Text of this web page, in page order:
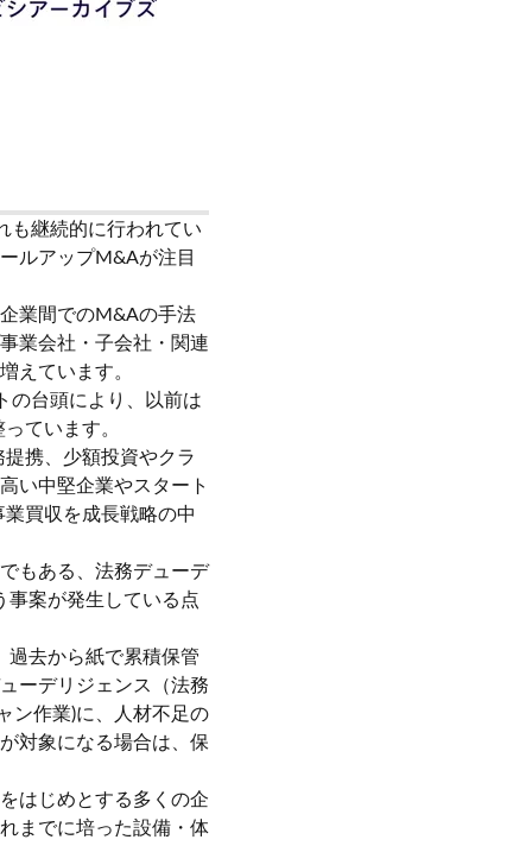
も継続的に行われてい
ルアップM&Aが注目
業間でのM&Aの手法
業会社・子会社・関連
えています。
の台頭により、以前は
ています。
携、少額投資やクラ
い中堅企業やスタート
買収を成長戦略の中
もある、法務デューデ
事案が発生している点
過去から紙で累積保管
ーデリジェンス（法務
ン作業)に、人材不足の
対象になる場合は、保
はじめとする多くの企
までに培った設備・体